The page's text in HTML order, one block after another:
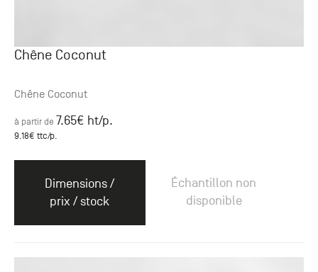
Chêne Coconut
Chêne Coconut
à partir de 7.65€ ht/p.
9.18€ ttc/p.
Dimensions /
prix / stock
Échantillon non
disponible